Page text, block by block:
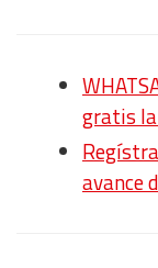
gratis
avance